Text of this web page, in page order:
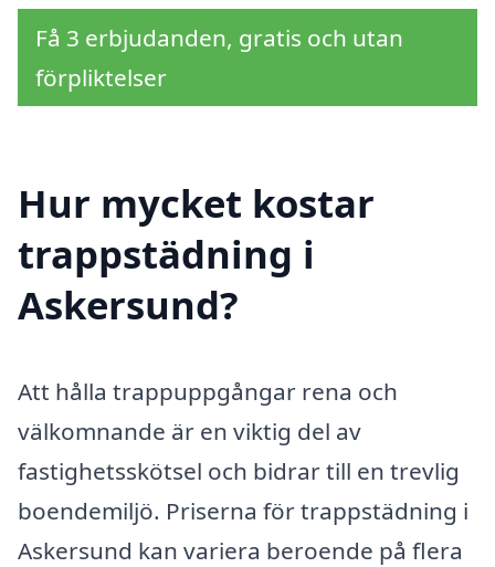
Få 3 erbjudanden, gratis och utan
förpliktelser
Hur mycket kostar
trappstädning i
Askersund?
Att hålla trappuppgångar rena och
välkomnande är en viktig del av
fastighetsskötsel och bidrar till en trevlig
boendemiljö. Priserna för trappstädning i
Askersund kan variera beroende på flera